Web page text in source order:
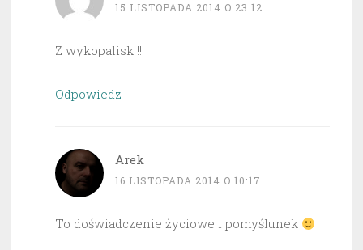
15 LISTOPADA 2014 O 23:12
Z wykopalisk !!!
Odpowiedz
Arek
16 LISTOPADA 2014 O 10:17
To doświadczenie życiowe i pomyślunek